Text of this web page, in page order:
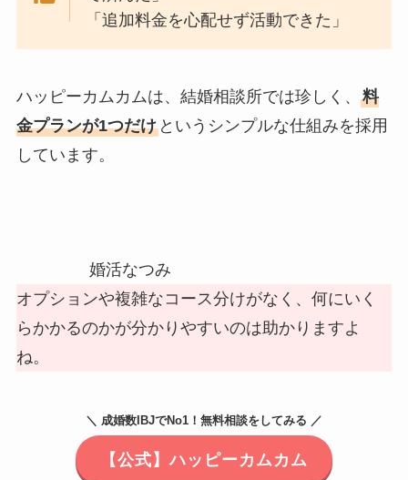
「追加料金を心配せず活動できた」
ハッピーカムカムは、結婚相談所では珍しく、 料
金プランが1つだけというシンプルな仕組みを採用
しています。
婚活なつみ
オプションや複雑なコース分けがなく、何にいく
らかかるのかが分かりやすいのは助かりますよ
ね。
＼ 成婚数IBJでNo1！無料相談をしてみる ／
【公式】ハッピーカムカム